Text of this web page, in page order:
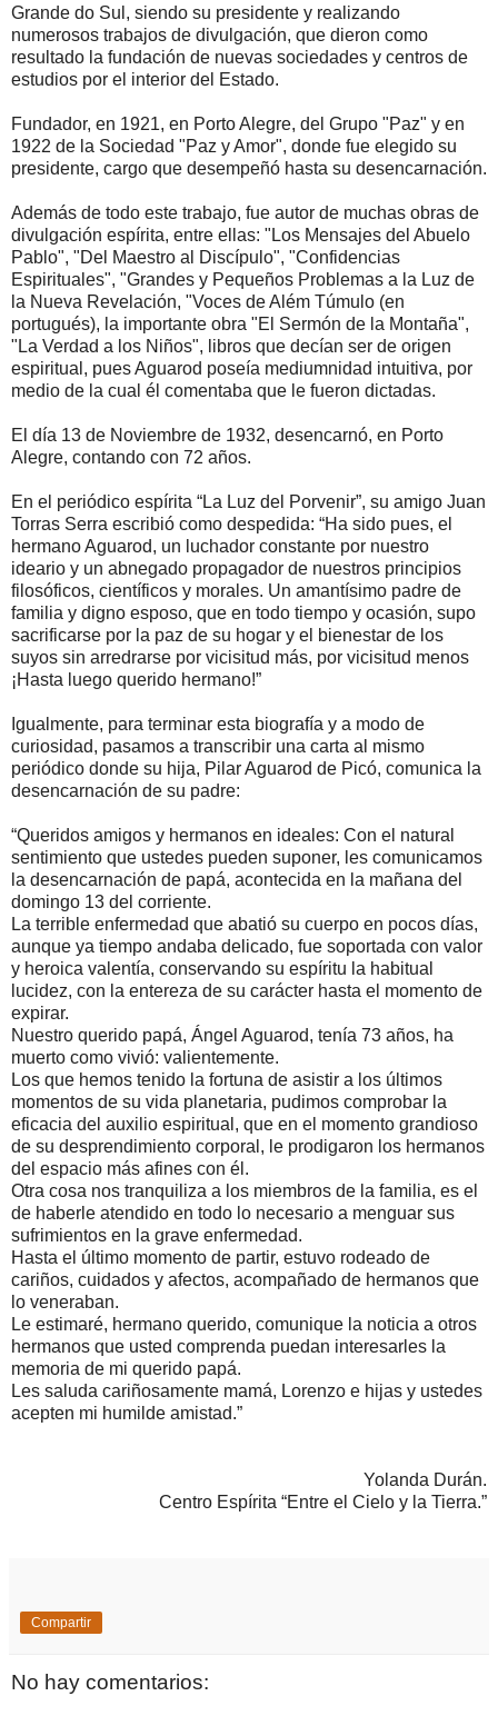
Grande do Sul, siendo su presidente y realizando
numerosos trabajos de divulgación, que dieron como
resultado la fundación de nuevas sociedades y centros de
estudios por el interior del Estado.
Fundador, en 1921, en Porto Alegre, del Grupo "Paz" y en
1922 de la Sociedad "Paz y Amor", donde fue elegido su
presidente, cargo que desempeñó hasta su desencarnación.
Además de todo este trabajo, fue autor de muchas obras de
divulgación espírita, entre ellas: "Los Mensajes del Abuelo
Pablo", "Del Maestro al Discípulo", "Confidencias
Espirituales", "Grandes y Pequeños Problemas a la Luz de
la Nueva Revelación, "Voces de Além Túmulo (en
portugués), la importante obra "El Sermón de la Montaña",
"La Verdad a los Niños", libros que decían ser de origen
espiritual, pues Aguarod poseía mediumnidad intuitiva, por
medio de la cual él comentaba que le fueron dictadas.
El día 13 de Noviembre de 1932, desencarnó, en Porto
Alegre, contando con 72 años.
En el periódico espírita “La Luz del Porvenir”, su amigo Juan
Torras Serra escribió como despedida: “Ha sido pues, el
hermano Aguarod, un luchador constante por nuestro
ideario y un abnegado propagador de nuestros principios
filosóficos, científicos y morales. Un amantísimo padre de
familia y digno esposo, que en todo tiempo y ocasión, supo
sacrificarse por la paz de su hogar y el bienestar de los
suyos sin arredrarse por vicisitud más, por vicisitud menos
¡Hasta luego querido hermano!”
Igualmente, para terminar esta biografía y a modo de
curiosidad, pasamos a transcribir una carta al mismo
periódico donde su hija, Pilar Aguarod de Picó, comunica la
desencarnación de su padre:
“Queridos amigos y hermanos en ideales: Con el natural
sentimiento que ustedes pueden suponer, les comunicamos
la desencarnación de papá, acontecida en la mañana del
domingo 13 del corriente.
La terrible enfermedad que abatió su cuerpo en pocos días,
aunque ya tiempo andaba delicado, fue soportada con valor
y heroica valentía, conservando su espíritu la habitual
lucidez, con la entereza de su carácter hasta el momento de
expirar.
Nuestro querido papá, Ángel Aguarod, tenía 73 años, ha
muerto como vivió: valientemente.
Los que hemos tenido la fortuna de asistir a los últimos
momentos de su vida planetaria, pudimos comprobar la
eficacia del auxilio espiritual, que en el momento grandioso
de su desprendimiento corporal, le prodigaron los hermanos
del espacio más afines con él.
Otra cosa nos tranquiliza a los miembros de la familia, es el
de haberle atendido en todo lo necesario a menguar sus
sufrimientos en la grave enfermedad.
Hasta el último momento de partir, estuvo rodeado de
cariños, cuidados y afectos, acompañado de hermanos que
lo veneraban.
Le estimaré, hermano querido, comunique la noticia a otros
hermanos que usted comprenda puedan interesarles la
memoria de mi querido papá.
Les saluda cariñosamente mamá, Lorenzo e hijas y ustedes
acepten mi humilde amistad.”
Yolanda Durán.
Centro Espírita “Entre el Cielo y la Tierra.”
Compartir
No hay comentarios: